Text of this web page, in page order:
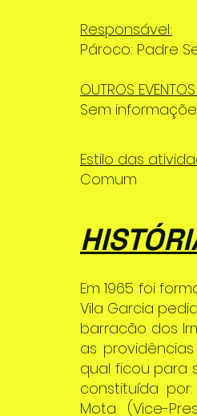
Responsável:
Pároco: Padre
OUTROS
Sem
Estilo das
Comum
Em 1965 foi
Vila Garcia
barracão dos
as
qual ficou para
constituída
Mota (Vice-